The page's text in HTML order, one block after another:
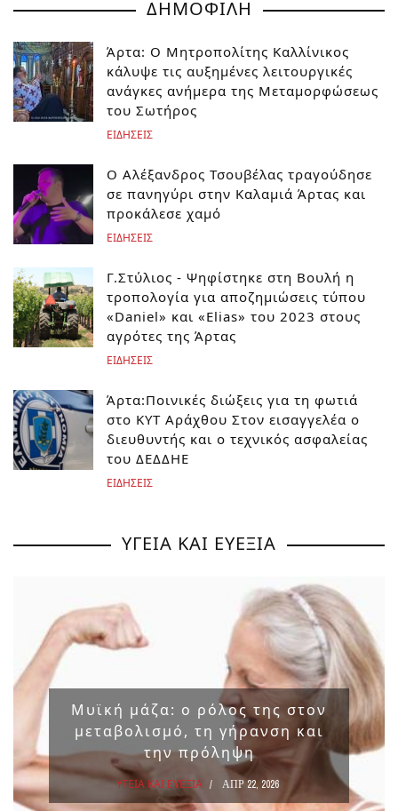
ΔΗΜΟΦΙΛΗ
Άρτα: Ο Μητροπολίτης Καλλίνικος
κάλυψε τις αυξημένες λειτουργικές
ανάγκες ανήμερα της Μεταμορφώσεως
του Σωτήρος
ΕΙΔΗΣΕΙΣ
Ο Αλέξανδρος Τσουβέλας τραγούδησε
σε πανηγύρι στην Καλαμιά Άρτας και
προκάλεσε χαμό
ΕΙΔΗΣΕΙΣ
Γ.Στύλιος - Ψηφίστηκε στη Βουλή η
τροπολογία για αποζημιώσεις τύπου
«Daniel» και «Elias» του 2023 στους
αγρότες της Άρτας
ΕΙΔΗΣΕΙΣ
Άρτα:Ποινικές διώξεις για τη φωτιά
στο ΚΥΤ Αράχθου Στον εισαγγελέα ο
διευθυντής και ο τεχνικός ασφαλείας
του ΔΕΔΔΗΕ
ΕΙΔΗΣΕΙΣ
ΥΓΕΙΑ ΚΑΙ ΕΥΕΞΙΑ
Μυϊκή μάζα: ο ρόλος της στον
μεταβολισμό, τη γήρανση και
την πρόληψη
ΥΓΕΙΑ ΚΑΙ ΕΥΕΞΙΑ ΑΠΡ 22, 2026